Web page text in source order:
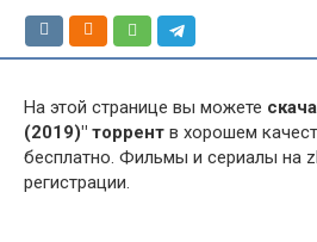
На этой странице вы можете
(2019)" торрент в хорошем
бесплатно. Фильмы и сериалы на
регистрации.